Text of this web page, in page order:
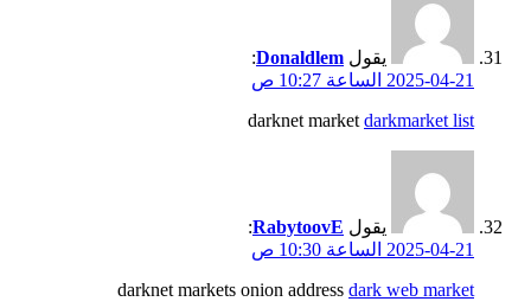
يقول Donaldlem
:
2025-04-21 الساعة 10:27 ص
darknet marketdarkmarket list
يقول RabytoovE
:
2025-04-21 الساعة 10:30 ص
darknet markets onion addressdark web market